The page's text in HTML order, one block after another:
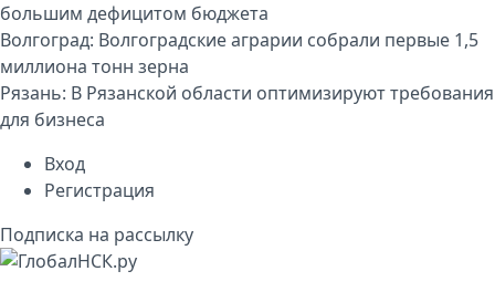
большим дефицитом бюджета
Волгоград: Волгоградские аграрии собрали первые 1,5
миллиона тонн зерна
Рязань: В Рязанской области оптимизируют требования
для бизнеса
Вход
Регистрация
Подписка на рассылку